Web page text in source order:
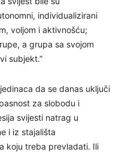
individualizirani
voljom i aktivnošću;
a grupa sa svojom
subjekt.”
da se danas uključi
za slobodu i
svijesti natrag u
i iz stajališta
koju treba prevladati. Ili